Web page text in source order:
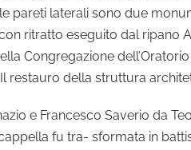
pareti laterali sono due
ritratto eseguito dal ripano
Congregazione
restauro della struttura
e Francesco Saverio da
fu tra- sformata in